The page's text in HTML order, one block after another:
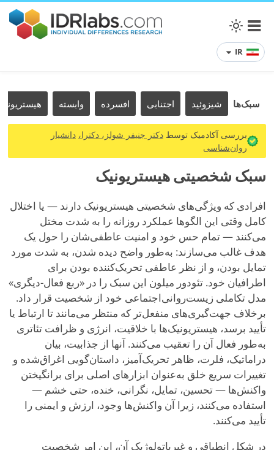
IR
سبک‌ها شیزوئید اجتنابی افسرده وابسته
بررسی آکادمیک توسط دکتر جنیفر شولز، دکترا، دانشیار
روان‌شناسی
سبک شخصیتی هیستریونیک
افرادی که ویژگی‌های شخصیتی هیستریونیک دارند — یا اختلال
کامل وقتی این الگوها عملکرد روزانه را به شدت مختل
می‌کنند — تمام حس خود و امنیت عاطفی‌شان را حول یک
هدف غالب می‌سازند: به‌طور واضح دیده شدن، به شدت مورد
تمایل بودن، و از نظر عاطفی تحریک‌کننده بودن برای
اطرافیان خود. تئودور میلون این سبک را در «ربع فعال-دیگری»
مدل تکاملی زیست‌روانی‌اجتماعی خود از شخصیت قرار داد.
برخلاف جهت‌گیری‌های منفعل‌تر که منتظر می‌مانند تا ارتباط یا
تأیید برسد، هیستریونیک‌ها با خلاقیت، انرژی و ظرافت تئاتری
به‌طور فعال آن را تعقیب می‌کنند. آنها از جذابیت، بیان
دراماتیک، فلرت، ظاهر تحریک‌آمیز، داستان‌گویی اغراق‌شده و
تغییرات سریع خلق به‌عنوان ابزارهای اصلی برای برانگیختن
واکنش‌ها — تحسین، تمایل، نگرانی، خنده، حتی خشم —
استفاده می‌کنند، زیرا آن واکنش‌ها وجود، ارزش و ایمنی را
تأیید می‌کنند.
در شکل انطباقی و غیرپاتولوژیک آن، این امر شخصیت